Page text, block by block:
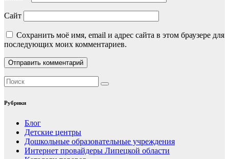
Сайт
Сохранить моё имя, email и адрес сайта в этом браузере для
последующих моих комментариев.
Рубрики
Блог
Детские центры
Дошкольные образовательные учреждения
Интернет провайдеры Липецкой области